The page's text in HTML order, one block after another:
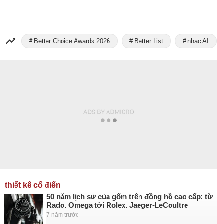
Better Choice Awards 2026 Better List nhạc AI
thiết kế cổ điển
50 năm lịch sử của gốm trên đồng hồ cao cấp: từ
Rado, Omega tới Rolex, Jaeger-LeCoultre
7 năm trước